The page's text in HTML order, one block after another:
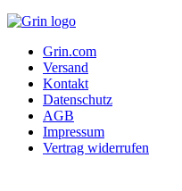
Grin.com
Versand
Kontakt
Datenschutz
AGB
Impressum
Vertrag widerrufen